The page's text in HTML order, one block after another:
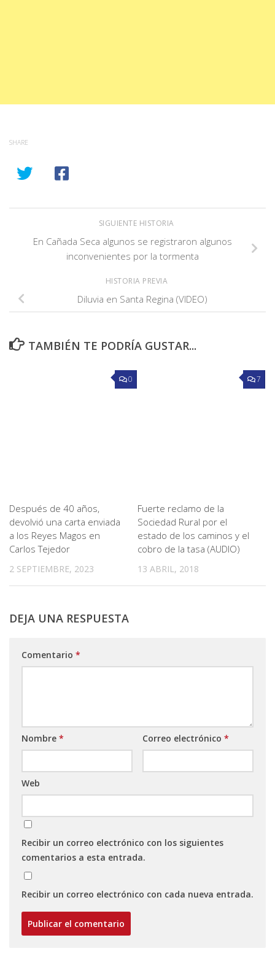
SHARE
SIGUIENTE HISTORIA
En Cañada Seca algunos se registraron algunos
inconvenientes por la tormenta
HISTORIA PREVIA
Diluvia en Santa Regina (VIDEO)
TAMBIÉN TE PODRÍA GUSTAR...
0
Después de 40 años,
devolvió una carta enviada
a los Reyes Magos en
Carlos Tejedor
2 SEPTIEMBRE, 2023
7
Fuerte reclamo de la
Sociedad Rural por el
estado de los caminos y el
cobro de la tasa (AUDIO)
13 ABRIL, 2018
DEJA UNA RESPUESTA
Comentario *
Nombre * Correo electrónico *
Web
Recibir un correo electrónico con los siguientes
comentarios a esta entrada.
Recibir un correo electrónico con cada nueva entrada.